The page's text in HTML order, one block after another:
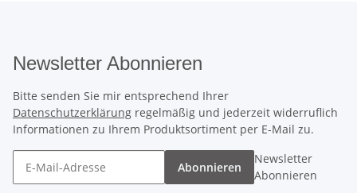
Newsletter Abonnieren
Bitte senden Sie mir entsprechend Ihrer
Datenschutzerklärung regelmäßig und jederzeit widerruflich
Informationen zu Ihrem Produktsortiment per E-Mail zu.
Abonnieren
Newsletter
Abonnieren